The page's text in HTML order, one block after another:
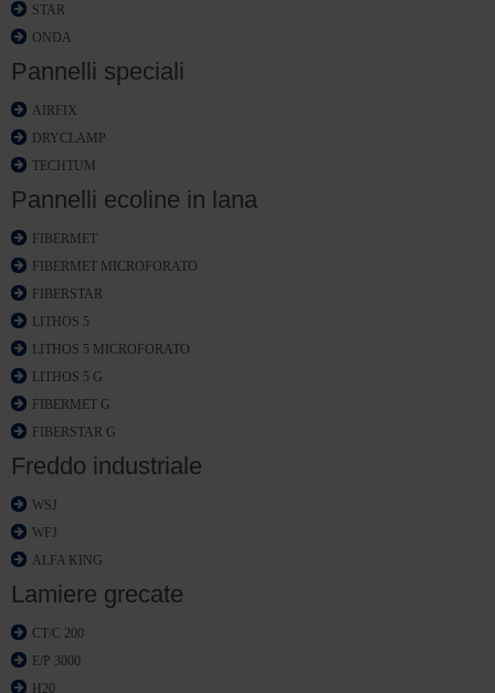
STAR
ONDA
Pannelli speciali
AIRFIX
DRYCLAMP
TECHTUM
Pannelli ecoline in lana
FIBERMET
FIBERMET MICROFORATO
FIBERSTAR
LITHOS 5
LITHOS 5 MICROFORATO
LITHOS 5 G
FIBERMET G
FIBERSTAR G
Freddo industriale
WSJ
WFJ
ALFA KING
Lamiere grecate
CT/C 200
E/P 3000
H20